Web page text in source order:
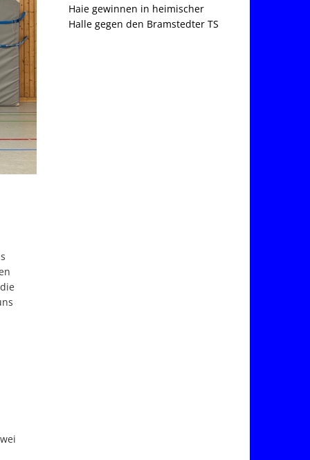
Haie gewinnen in heimischer
Halle gegen den Bramstedter TS